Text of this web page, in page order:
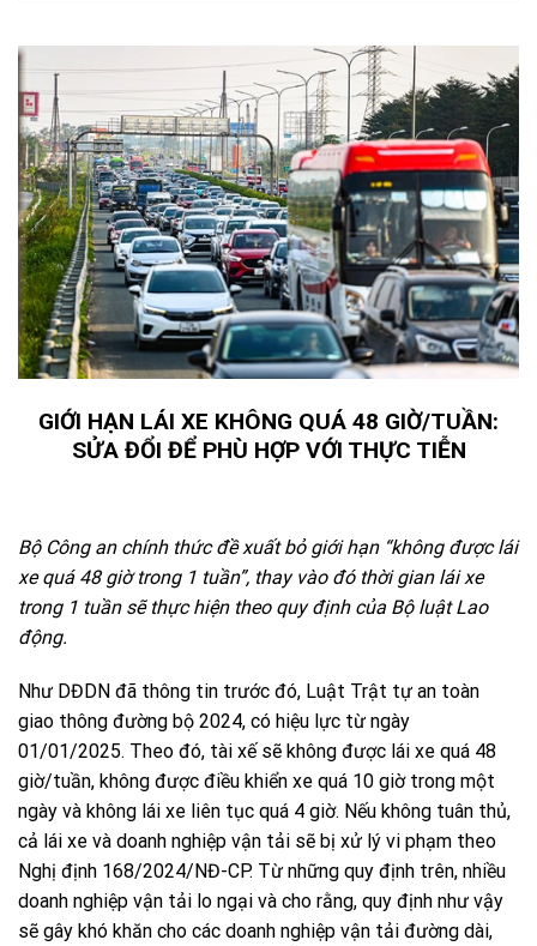
GIỚI HẠN LÁI XE KHÔNG QUÁ 48 GIỜ/TUẦN:
SỬA ĐỔI ĐỂ PHÙ HỢP VỚI THỰC TIỄN
Bộ Công an chính thức đề xuất bỏ giới hạn “không được lái
xe quá 48 giờ trong 1 tuần”, thay vào đó thời gian lái xe
trong 1 tuần sẽ thực hiện theo quy định của Bộ luật Lao
động.
Như DĐDN đã thông tin trước đó, Luật Trật tự an toàn
giao thông đường bộ 2024, có hiệu lực từ ngày
01/01/2025. Theo đó, tài xế sẽ không được lái xe quá 48
giờ/tuần, không được điều khiển xe quá 10 giờ trong một
ngày và không lái xe liên tục quá 4 giờ. Nếu không tuân thủ,
cả lái xe và doanh nghiệp vận tải sẽ bị xử lý vi phạm theo
Nghị định 168/2024/NĐ-CP. Từ những quy định trên, nhiều
doanh nghiệp vận tải lo ngại và cho rằng, quy định như vậy
sẽ gây khó khăn cho các doanh nghiệp vận tải đường dài,